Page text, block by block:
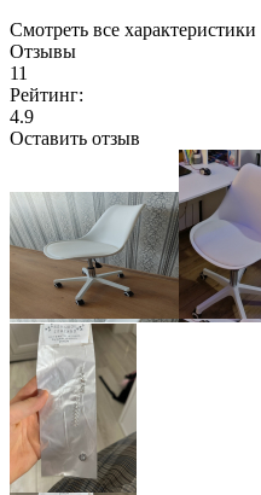
Смотреть все характеристики
Отзывы
11
Рейтинг:
4.9
Оставить отзыв